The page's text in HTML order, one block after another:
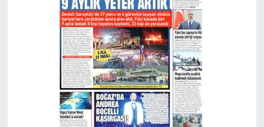
SAĞLIK
EKONOMİ
EĞİTİM
ÖZEL HABER